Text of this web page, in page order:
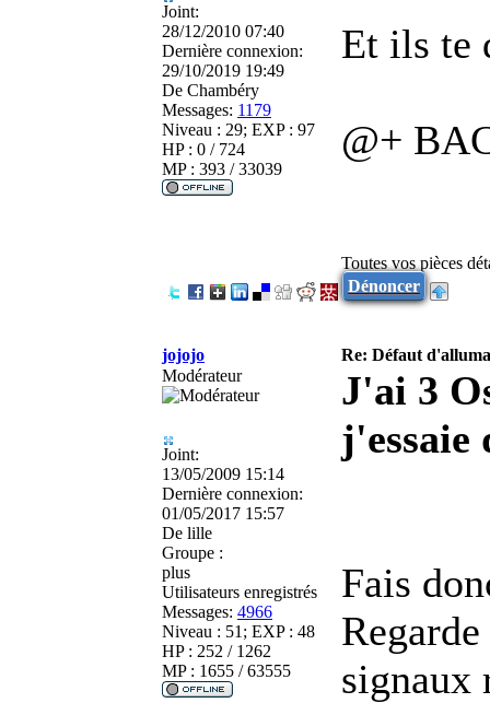
Joint:
28/12/2010 07:40
Dernière connexion:
29/10/2019 19:49
De Chambéry
Messages: 1179
Niveau : 29; EXP : 97
HP : 0 / 724
MP : 393 / 33039
Et ils te
@+
Toutes vos pièces
Dénoncer
jojojo
Re: Défaut
Modérateur
Joint:
13/05/2009 15:14
Dernière connexion:
01/05/2017 15:57
De lille
Groupe :
plus
Utilisateurs enregistrés
Messages: 4966
Niveau : 51; EXP : 48
HP : 252 / 1262
MP : 1655 / 63555
J'ai 3
j'essaie
Fais
signaux